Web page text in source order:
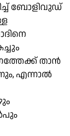
ബോളിവുഡ്
താൻ
എന്നാൽ